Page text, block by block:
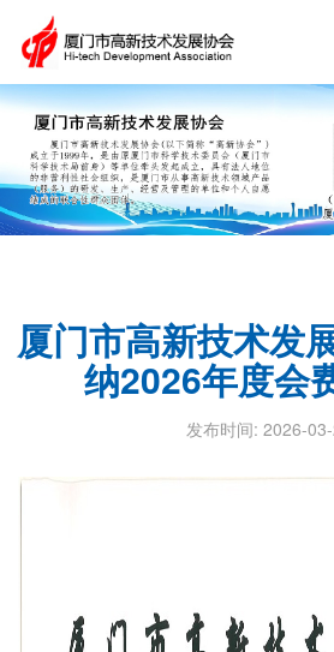
厦门市高新技术发
纳2026年度会
发布时间: 2026-